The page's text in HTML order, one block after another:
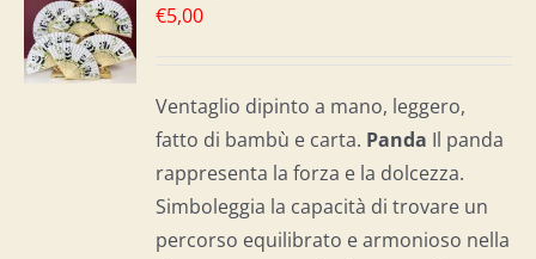
€5,00
Ventaglio dipinto a mano, leggero,
fatto di bambù e carta. Panda Il panda
rappresenta la forza e la dolcezza.
Simboleggia la capacità di trovare un
percorso equilibrato e armonioso nella